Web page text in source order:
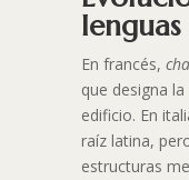
lenguas
En francés,
que designa
edificio. En
raíz latina,
estructuras